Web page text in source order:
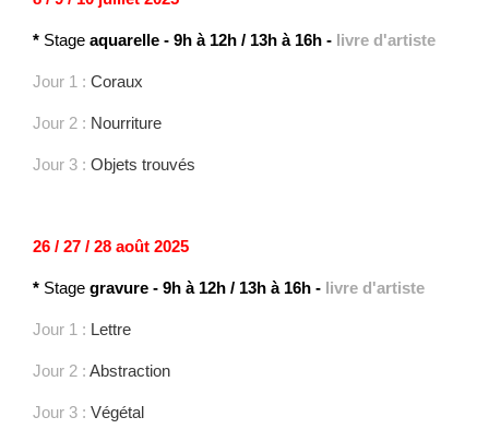
* Stage aquarelle - 9h à 12h / 13h à 16h - livre d'artiste
Jour 1 : Coraux
Jour 2 : Nourriture
Jour 3 : Objets trouvés
26 / 27 / 28 août 2025
* Stage gravure - 9h à 12h / 13h à 16h - livre d'artiste
Jour 1 : Lettre
Jour 2 : Abstraction
Jour 3 : Végétal